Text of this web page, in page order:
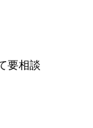
要相談